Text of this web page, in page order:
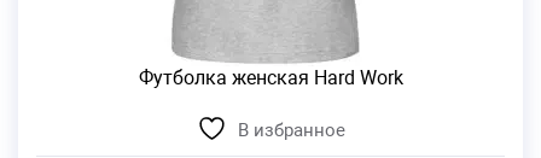
Футболка женская Hard Work
В избранное